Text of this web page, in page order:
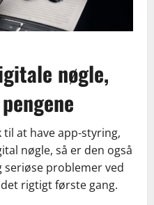
nøgle,
at have app-styring,
nøgle, så er den også
seriøse problemer ved
rigtigt første gang.